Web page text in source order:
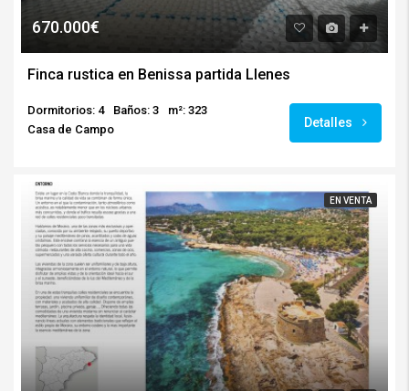
670.000€
Finca rustica en Benissa partida Llenes
Dormitorios: 4 Baños: 3
m²: 323
Casa de Campo
Detalles
EN VENTA